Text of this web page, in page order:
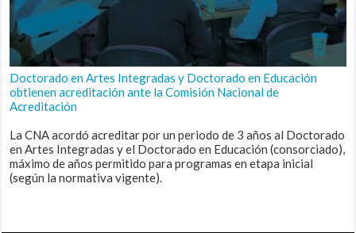
Doctorado en Artes Integradas y Doctorado en Educación
obtienen acreditación ante la Comisión Nacional de
Acreditación
La CNA acordó acreditar por un periodo de 3 años al Doctorado
en Artes Integradas y el Doctorado en Educación (consorciado),
máximo de años permitido para programas en etapa inicial
(según la normativa vigente).